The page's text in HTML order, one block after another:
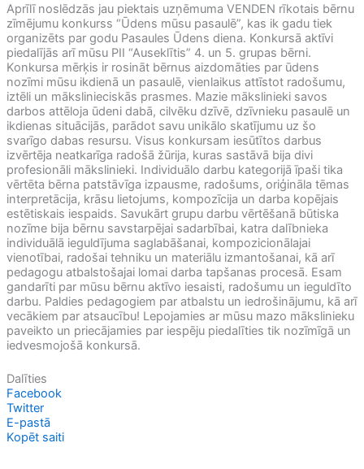
Aprīlī noslēdzās jau piektais uzņēmuma VENDEN rīkotais bērnu
zīmējumu konkurss “Ūdens mūsu pasaulē”, kas ik gadu tiek
organizēts par godu Pasaules Ūdens diena. Konkursā aktīvi
piedalījās arī mūsu PII “Auseklītis” 4. un 5. grupas bērni.
Konkursa mērķis ir rosināt bērnus aizdomāties par ūdens
nozīmi mūsu ikdienā un pasaulē, vienlaikus attīstot radošumu,
iztēli un mākslinieciskās prasmes. Mazie mākslinieki savos
darbos attēloja ūdeni dabā, cilvēku dzīvē, dzīvnieku pasaulē un
ikdienas situācijās, parādot savu unikālo skatījumu uz šo
svarīgo dabas resursu. Visus konkursam iesūtītos darbus
izvērtēja neatkarīga radošā žūrija, kuras sastāvā bija divi
profesionāli mākslinieki. Individuālo darbu kategorijā īpaši tika
vērtēta bērna patstāvīga izpausme, radošums, oriģināla tēmas
interpretācija, krāsu lietojums, kompozīcija un darba kopējais
estētiskais iespaids. Savukārt grupu darbu vērtēšanā būtiska
nozīme bija bērnu savstarpējai sadarbībai, katra dalībnieka
individuālā ieguldījuma saglabāšanai, kompozicionālajai
vienotībai, radošai tehniku un materiālu izmantošanai, kā arī
pedagogu atbalstošajai lomai darba tapšanas procesā. Esam
gandarīti par mūsu bērnu aktīvo iesaisti, radošumu un ieguldīto
darbu. Paldies pedagogiem par atbalstu un iedrošinājumu, kā arī
vecākiem par atsaucību! Lepojamies ar mūsu mazo mākslinieku
paveikto un priecājamies par iespēju piedalīties tik nozīmīgā un
iedvesmojošā konkursā.
Dalīties
Facebook
Twitter
E-pastā
Kopēt saiti